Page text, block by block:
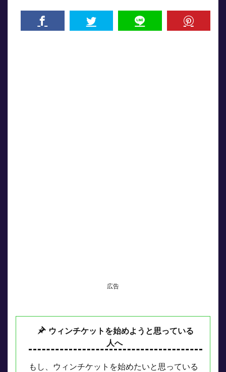
広告
ウィンチケットを始めようと思っている
人へ
もし、ウィンチケットを始めたいと思っている